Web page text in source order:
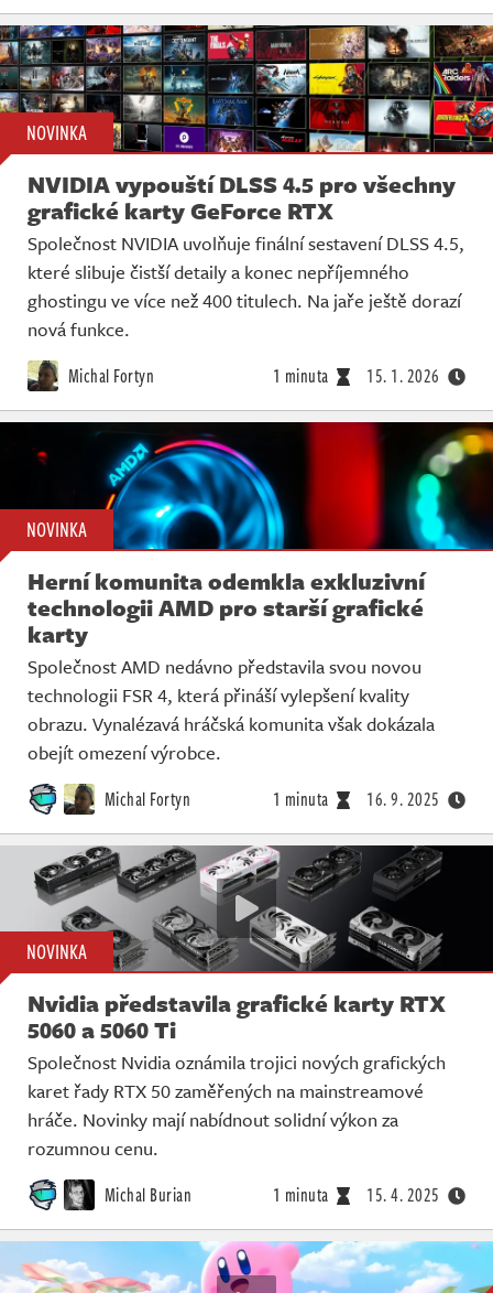
NOVINKA
NVIDIA vypouští DLSS 4.5 pro všechny
grafické karty GeForce RTX
Společnost NVIDIA uvolňuje finální sestavení DLSS 4.5,
které slibuje čistší detaily a konec nepříjemného
ghostingu ve více než 400 titulech. Na jaře ještě dorazí
nová funkce.
Michal Fortyn 1 minuta 15. 1. 2026
NOVINKA
Herní komunita odemkla exkluzivní
technologii AMD pro starší grafické
karty
Společnost AMD nedávno představila svou novou
technologii FSR 4, která přináší vylepšení kvality
obrazu. Vynalézavá hráčská komunita však dokázala
obejít omezení výrobce.
Michal Fortyn 1 minuta 16. 9. 2025
NOVINKA
Nvidia představila grafické karty RTX
5060 a 5060 Ti
Společnost Nvidia oznámila trojici nových grafických
karet řady RTX 50 zaměřených na mainstreamové
hráče. Novinky mají nabídnout solidní výkon za
rozumnou cenu.
Michal Burian 1 minuta 15. 4. 2025